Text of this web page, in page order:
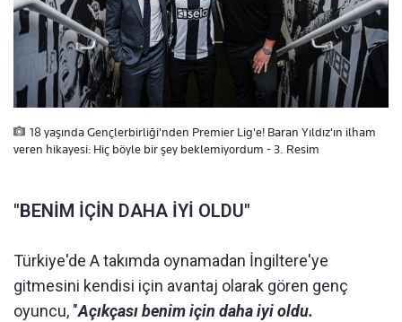
18 yaşında Gençlerbirliği'nden Premier Lig'e! Baran Yıldız'ın ilham
veren hikayesi: Hiç böyle bir şey beklemiyordum - 3. Resim
"BENİM İÇİN DAHA İYİ OLDU"
Türkiye'de A takımda oynamadan İngiltere'ye
gitmesini kendisi için avantaj olarak gören genç
oyuncu, "Açıkçası benim için daha iyi oldu.